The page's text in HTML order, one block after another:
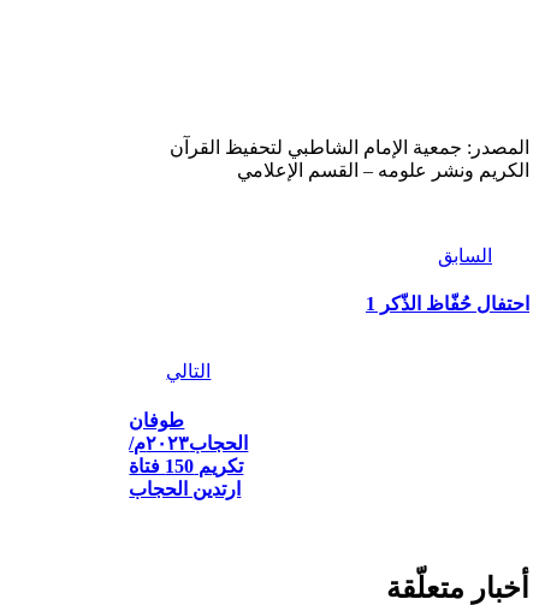
المصدر: جمعية الإمام الشاطبي لتحفيظ القرآن
الكريم ونشر علومه – القسم الإعلامي
السابق
احتفال حُفّاظ الذّكر 1
التالي
طوفان
الحجاب٢٠٢٣م/
تكريم 150 فتاة
ارتدين الحجاب
أخبار متعلّقة